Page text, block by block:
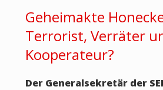
Geheimakte
Terrorist, Verräter
Kooperateur?
Der Generalsekretär der